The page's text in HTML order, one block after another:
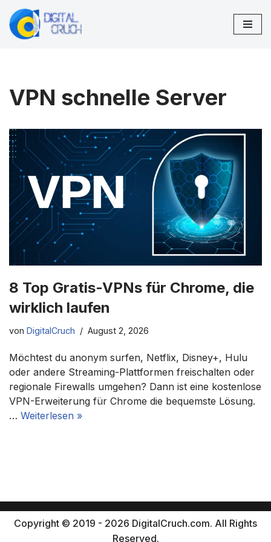
Zum
VPN schnelle Server
8 Top Gratis-VPNs für Chrome, die
wirklich laufen
von DigitalCruch August 2, 2026
Möchtest du anonym surfen, Netflix, Disney+, Hulu
oder andere Streaming-Plattformen freischalten oder
regionale Firewalls umgehen? Dann ist eine kostenlose
VPN-Erweiterung für Chrome die bequemste Lösung.
… Weiterlesen »
Copyright © 2019 - 2026 DigitalCruch.com. All Rights
Reserved.